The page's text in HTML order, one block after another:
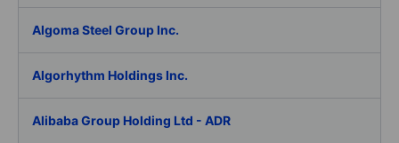
Algoma Steel Group Inc.
Algorhythm Holdings Inc.
Alibaba Group Holding Ltd - ADR